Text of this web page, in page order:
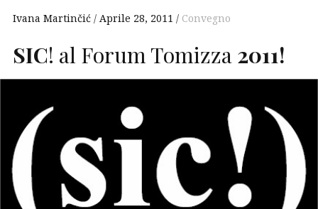
Ivana Martinčić Aprile 28, 2011 Convegno
SIC! al Forum Tomizza 2011!